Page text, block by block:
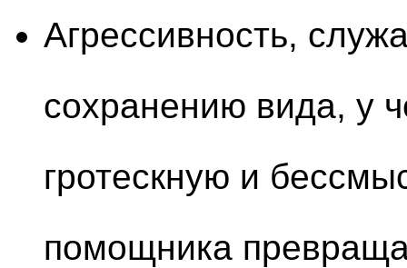
Агрессивность,
сохранению вида, у
гротескную и
помощника